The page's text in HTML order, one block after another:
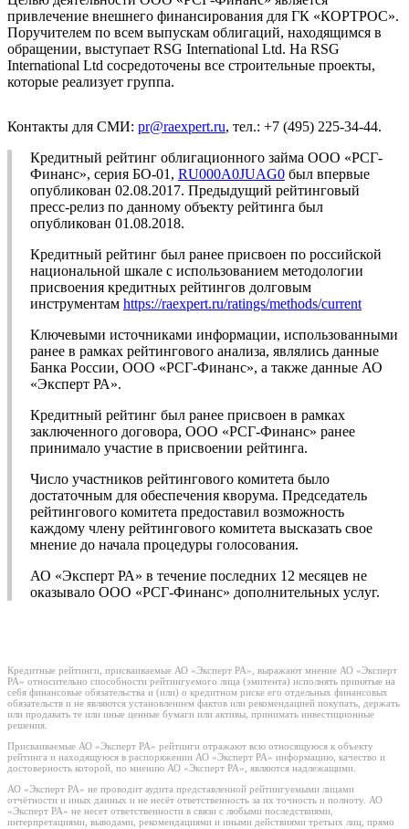
привлечение внешнего финансирования для ГК «КОРТРОС».
Поручителем по всем выпускам облигаций, находящимся в
обращении, выступает RSG International Ltd. На RSG
International Ltd сосредоточены все строительные проекты,
которые реализует группа.
Контакты для СМИ: pr@raexpert.ru, тел.: +7 (495) 225-34-44.
Кредитный рейтинг облигационного займа ООО «РСГ-
Финанс», серия БО-01, RU000A0JUAG0 был впервые
опубликован 02.08.2017. Предыдущий рейтинговый
пресс-релиз по данному объекту рейтинга был
опубликован 01.08.2018.
Кредитный рейтинг был ранее присвоен по российской
национальной шкале с использованием методологии
присвоения кредитных рейтингов долговым
инструментам https://raexpert.ru/ratings/methods/current
Ключевыми источниками информации, использованными
ранее в рамках рейтингового анализа, являлись данные
Банка России, ООО «РСГ-Финанс», а также данные АО
«Эксперт РА».
Кредитный рейтинг был ранее присвоен в рамках
заключенного договора, ООО «РСГ-Финанс» ранее
принимало участие в присвоении рейтинга.
Число участников рейтингового комитета было
достаточным для обеспечения кворума. Председатель
рейтингового комитета предоставил возможность
каждому члену рейтингового комитета высказать свое
мнение до начала процедуры голосования.
АО «Эксперт РА» в течение последних 12 месяцев не
оказывало ООО «РСГ-Финанс» дополнительных услуг.
Кредитные рейтинги, присваиваемые АО «Эксперт РА», выражают мнение АО «Эксперт
РА» относительно способности рейтингуемого лица (эмитента) исполнять принятые на
себя финансовые обязательства и (или) о кредитном риске его отдельных финансовых
обязательств и не являются установлением фактов или рекомендацией покупать, держать
или продавать те или иные ценные бумаги или активы, принимать инвестиционные
решения.
Присваиваемые АО «Эксперт РА» рейтинги отражают всю относящуюся к объекту
рейтинга и находящуюся в распоряжении АО «Эксперт РА» информацию, качество и
достоверность которой, по мнению АО «Эксперт РА», являются надлежащими.
АО «Эксперт РА» не проводит аудита представленной рейтингуемыми лицами
отчётности и иных данных и не несёт ответственность за их точность и полноту. АО
«Эксперт РА» не несет ответственности в связи с любыми последствиями,
интерпретациями, выводами, рекомендациями и иными действиями третьих лиц, прямо